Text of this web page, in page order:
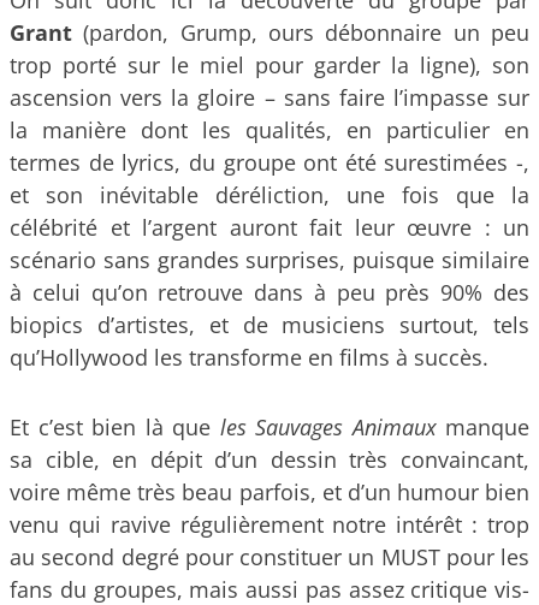
Grant (pardon, Grump, ours débonnaire un peu
trop porté sur le miel pour garder la ligne), son
ascension vers la gloire – sans faire l’impasse sur
la manière dont les qualités, en particulier en
termes de lyrics, du groupe ont été surestimées -,
et son inévitable déréliction, une fois que la
célébrité et l’argent auront fait leur œuvre : un
scénario sans grandes surprises, puisque similaire
à celui qu’on retrouve dans à peu près 90% des
biopics d’artistes, et de musiciens surtout, tels
qu’Hollywood les transforme en films à succès.
Et c’est bien là que les Sauvages Animauxmanque
sa cible, en dépit d’un dessin très convaincant,
voire même très beau parfois, et d’un humour bien
venu qui ravive régulièrement notre intérêt : trop
au second degré pour constituer un MUST pour les
fans du groupes, mais aussi pas assez critique vis-